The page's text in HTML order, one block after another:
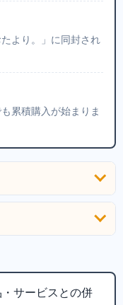
より。」に同封され
累積購入が始まりま
・サービスとの併